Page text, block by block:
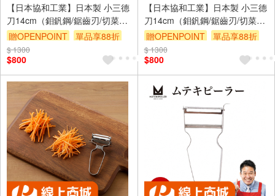
【日本協和工業】日本製 小三德
刀14cm（鉬釩鋼/鋸齒刃/切菜刀/
切肉刀/多用途料理刀/夢MUGEN
系列)橘色款
贈OPENPOINT 單品享88折
$ 1300
$800
【日本協和工業】日本製 小三德
刀14cm（鉬釩鋼/鋸齒刃/切菜刀/
切肉刀/多用途料理刀/夢MUGEN
系列)灰色款
贈OPENPOINT 單品享88折
$ 1300
$800